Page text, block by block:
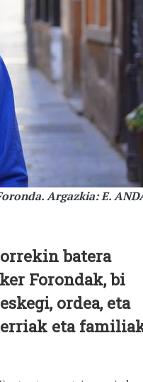
Argazkia: E.
batera
Forondak, bi
ordea, eta
eta